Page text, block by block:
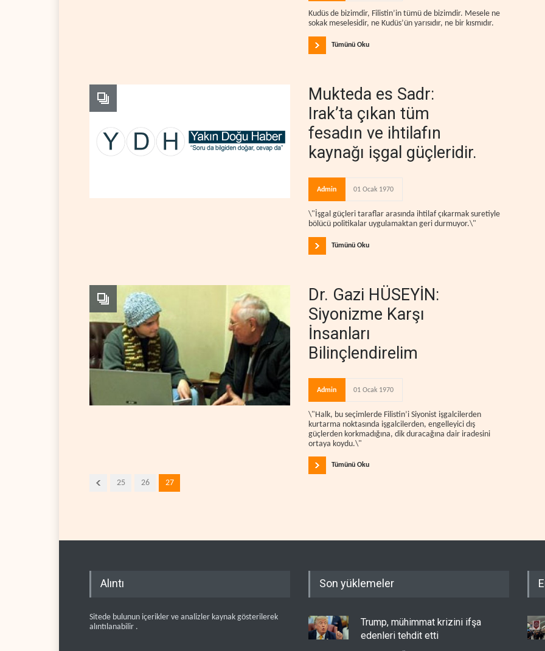
Kudüs de bizimdir, Filistin’in tümü de bizimdir. Mesele ne
sokak meselesidir, ne Kudüs’ün yarısıdır, ne bir kısmıdır.
Tümünü Oku
Mukteda es Sadr:
Irak’ta çıkan tüm
fesadın ve ihtilafın
kaynağı işgal güçleridir.
Admin 01 Ocak 1970
\"İşgal güçleri taraflar arasında ihtilaf çıkarmak suretiyle
bölücü politikalar uygulamaktan geri durmuyor.\"
Tümünü Oku
Dr. Gazi HÜSEYİN:
Siyonizme Karşı
İnsanları
Bilinçlendirelim
Admin 01 Ocak 1970
\"Halk, bu seçimlerde Filistin’i Siyonist işgalcilerden
kurtarma noktasında işgalcilerden, engelleyici dış
güçlerden korkmadığına, dik duracağına dair iradesini
ortaya koydu.\"
Tümünü Oku
25 26 27
Alıntı
Sitede bulunun içerikler ve analizler kaynak gösterilerek
alıntılanabilir .
Son yüklemeler
Trump, mühimmat krizini ifşa
edenleri tehdit etti